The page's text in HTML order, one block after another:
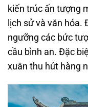
kiến trúc ấn tượng
lịch sử và văn hóa.
ngưỡng các bức
cầu bình an. Đặc
xuân thu hút hàng